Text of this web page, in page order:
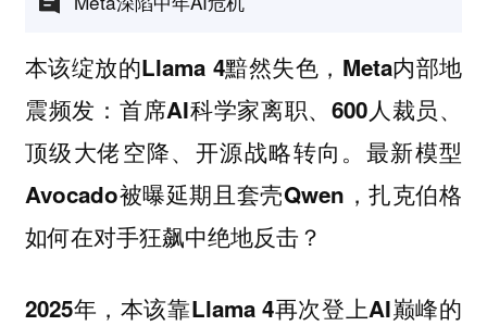
本该绽放的Llama 4黯然失色，Meta内部地
震频发：首席AI科学家离职、600人裁员、
顶级大佬空降、开源战略转向。最新模型
Avocado被曝延期且套壳Qwen，扎克伯格
如何在对手狂飙中绝地反击？
2025年，本该靠Llama 4再次登上AI巅峰的